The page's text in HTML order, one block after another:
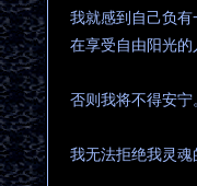
我就感到自己负
在享受自由阳光的
否则我将不得安宁
我无法拒绝我灵魂